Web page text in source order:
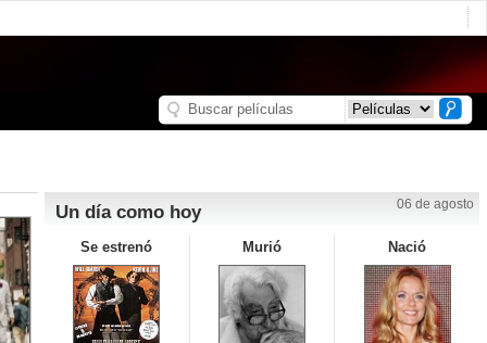
Un día como hoy 06 de agosto
Se estrenó Murió Nació